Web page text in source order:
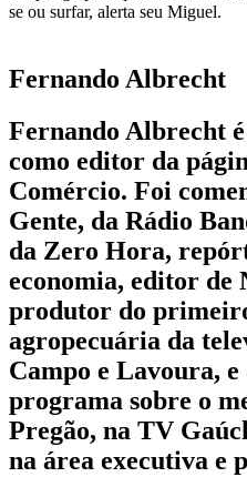
se ou surfar, alerta seu Miguel.
Fernando Albrecht
Fernando Albrecht
como editor da
Comércio. Foi
Gente, da Rádio
da Zero Hora,
economia, editor de
produtor do
agropecuária da
Campo e Lavoura,
programa sobre o
Pregão, na TV
na área executiva e